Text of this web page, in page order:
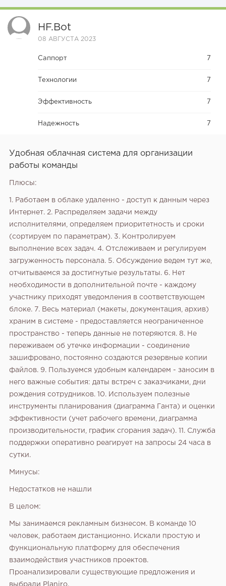
HF.bot
08 АВГУСТА 2023
Саппорт 7
Технологии 7
Эффективность 7
Надежность 7
Удобная облачная система для организации
работы команды
Плюсы:
1. Работаем в облаке удаленно - доступ к данным через
Интернет. 2. Распределяем задачи между
исполнителями, определяем приоритетность и сроки
(сортируем по параметрам). 3. Контролируем
выполнение всех задач. 4. Отслеживаем и регулируем
загруженность персонала. 5. Обсуждение ведем тут же,
отчитываемся за достигнутые результаты. 6. Нет
необходимости в дополнительной почте - каждому
участнику приходят уведомления в соответствующем
блоке. 7. Весь материал (макеты, документация, архив)
храним в системе - предоставляется неограниченное
пространство - теперь данные не потеряются. 8. Не
переживаем об утечке информации - соединение
зашифровано, постоянно создаются резервные копии
файлов. 9. Пользуемся удобным календарем - заносим в
него важные события: даты встреч с заказчиками, дни
рождения сотрудников. 10. Используем полезные
инструменты планирования (диаграмма Ганта) и оценки
эффективности (учет рабочего времени, диаграмма
производительности, график сгорания задач). 11. Служба
поддержки оперативно реагирует на запросы 24 часа в
сутки.
Минусы:
Недостатков не нашли
В целом:
Мы занимаемся рекламным бизнесом. В команде 10
человек, работаем дистанционно. Искали простую и
функциональную платформу для обеспечения
взаимодействия участников проектов.
Проанализировали существующие предложения и
выбрали Planiro.